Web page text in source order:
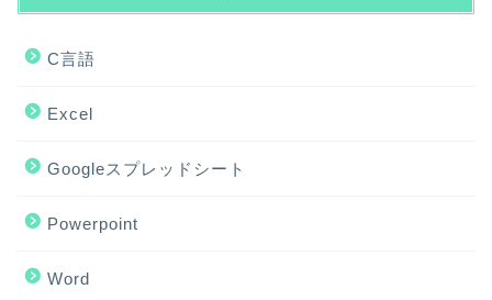
C言語
Excel
Googleスプレッドシート
Powerpoint
Word